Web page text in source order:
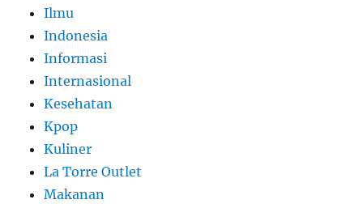
Ilmu
Indonesia
Informasi
Internasional
Kesehatan
Kpop
Kuliner
La Torre Outlet
Makanan